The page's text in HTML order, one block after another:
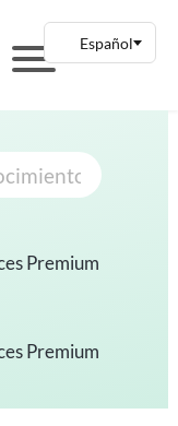
Premium
Premium